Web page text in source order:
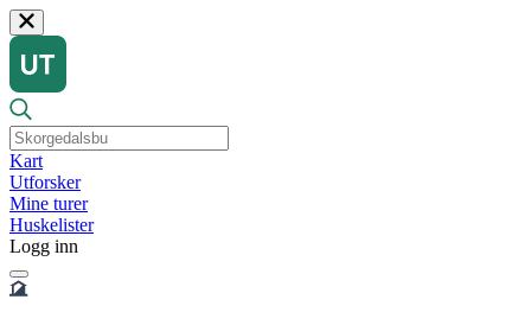
Kart
Utforsker
Mine turer
Huskelister
Logg inn